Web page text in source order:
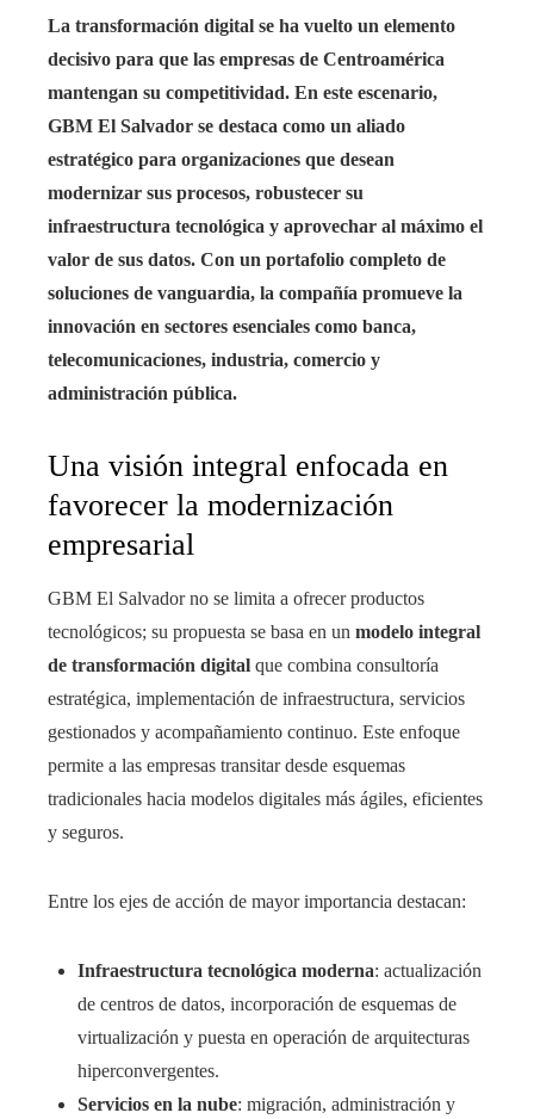
La transformación digital se ha vuelto un elemento
decisivo para que las empresas de Centroamérica
mantengan su competitividad. En este escenario,
GBM El Salvador se destaca como un aliado
estratégico para organizaciones que desean
modernizar sus procesos, robustecer su
infraestructura tecnológica y aprovechar al máximo el
valor de sus datos. Con un portafolio completo de
soluciones de vanguardia, la compañía promueve la
innovación en sectores esenciales como banca,
telecomunicaciones, industria, comercio y
administración pública.
Una visión integral enfocada en
favorecer la modernización
empresarial
GBM El Salvador no se limita a ofrecer productos
tecnológicos; su propuesta se basa en un modelo integral
de transformación digital que combina consultoría
estratégica, implementación de infraestructura, servicios
gestionados y acompañamiento continuo. Este enfoque
permite a las empresas transitar desde esquemas
tradicionales hacia modelos digitales más ágiles, eficientes
y seguros.
Entre los ejes de acción de mayor importancia destacan:
Infraestructura tecnológica moderna: actualización
de centros de datos, incorporación de esquemas de
virtualización y puesta en operación de arquitecturas
hiperconvergentes.
Servicios en la nube: migración, administración y